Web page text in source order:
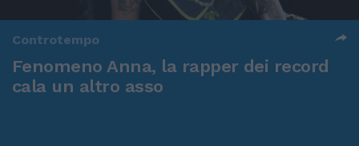
Controtempo
Fenomeno Anna, la rapper dei record
cala un altro asso